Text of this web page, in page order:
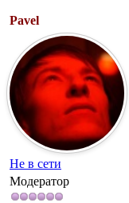
Pavel
Не в сети
Модератор